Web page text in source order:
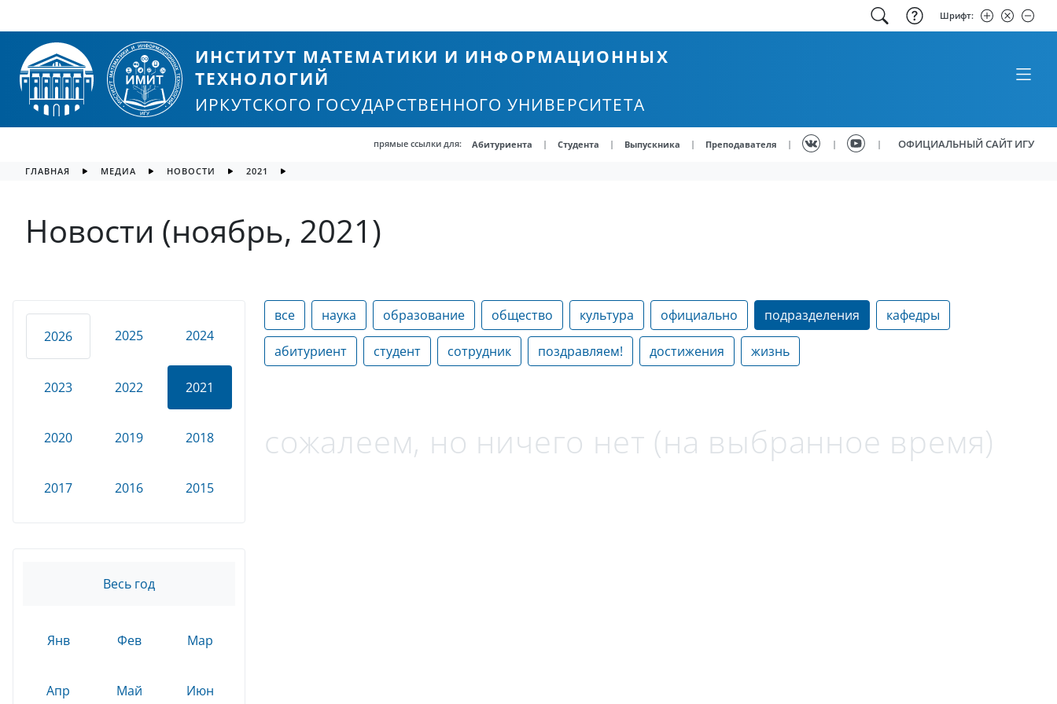
Шрифт:
ИНСТИТУТ МАТЕМАТИКИ И ИНФОРМАЦИОННЫХ
ТЕХНОЛОГИЙ
ИРКУТСКОГО ГОСУДАРСТВЕННОГО УНИВЕРСИТЕТА
прямые ссылки для: Абитуриента | Студента | Выпускника | Преподавателя | | | ОФИЦИАЛЬНЫЙ САЙТ ИГУ
ГЛАВНАЯ МЕДИА НОВОСТИ 2021
Новости (ноябрь, 2021)
2026 2025 2024
2023 2022 2021
2020 2019 2018
2017 2016 2015
Весь год
Янв Фев Мар
Апр Май Июн
все наука образование общество культура официально подразделения кафедры
абитуриент студент сотрудник поздравляем! достижения жизнь
сожалеем, но ничего нет (на выбранное время)